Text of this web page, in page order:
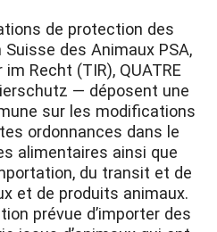
de protection des
des Animaux PSA,
Recht (TIR), QUATRE
— déposent une
sur les modifications
ordonnances dans le
alimentaires ainsi que
du transit et de
et de produits animaux.
prévue d’importer des